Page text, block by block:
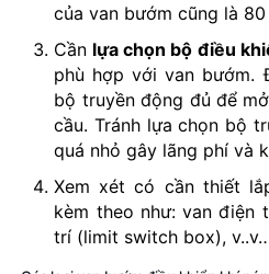
của van bướm cũng là
Cần lựa chọn bộ điều
phù hợp với van bướm.
bộ truyền động đủ để
cầu. Tránh lựa chọn bộ
quá nhỏ gây lãng phí và
Xem xét có cần thiết
kèm theo như: van điện
trí (limit switch box),